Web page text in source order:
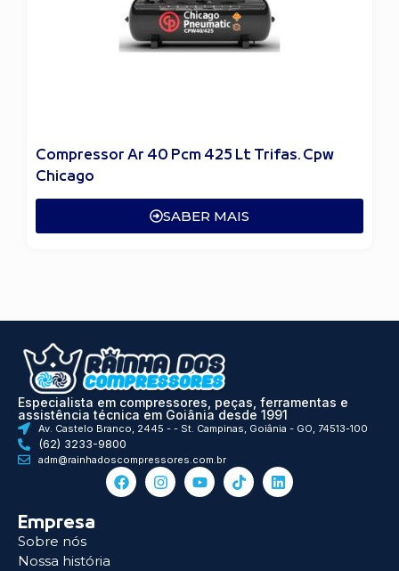
Compressor Ar 40 Pcm 425 Lt Trifas. Cpw
Chicago
SABER MAIS
Especialista em compressores, peças, ferramentas e
assistência técnica em Goiânia desde 1991
Av. Castelo Branco, 2445 - - St. Campinas, Goiânia - GO, 74513-100
(62) 3233-9800
adm@rainhadoscompressores.com.br
Empresa
Sobre nós
Nossa história